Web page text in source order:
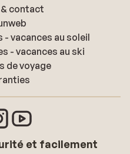
contact
vacances au soleil
- vacances au ski
de voyage
et facilement